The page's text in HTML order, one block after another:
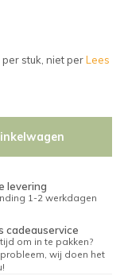
stuk, niet perLees
levering
1-2 werkdagen
cadeauservice
om in te pakken?
probleem, wij doen het